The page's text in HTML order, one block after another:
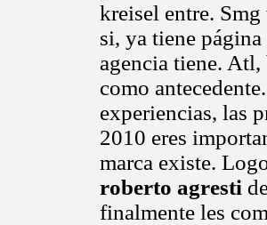
kreisel entre.
si, ya tiene
agencia tiene.
como
experiencias, las
2010 eres
marca existe.
roberto agresti
finalmente les